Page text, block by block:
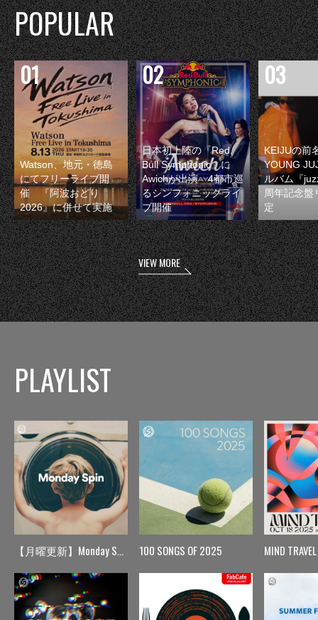
POPULAR
Watson、地元・徳島
にてフリーライブ開
催 『阿波おどり
2026』に併せて実施
日本初上陸の『Red
Bull Symphonic』に
Awichが出演 4都市巡
るシンフォニックライ
ブ開催
KEIJUの前
YOUNG
ルバム『
周年記念盤
定
VIEW MORE
PLAYLIST
【月曜更新】Monday Spin 100 SONGS OF 2025 MIND TRAVEL